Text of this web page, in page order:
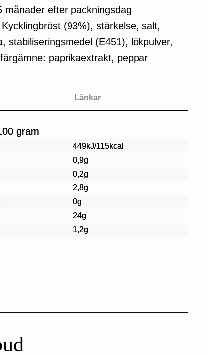
månader efter packningsdag
(93%), stärkelse, salt,
stabiliseringsmedel (E451), lökpulver,
paprikaextrakt, peppar
Länkar
gram
449kJ/115kcal
0,9g
0,2g
2,8g
0g
24g
1,2g